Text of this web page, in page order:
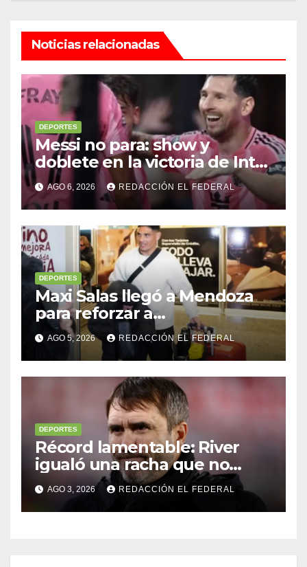
Noticias relacionadas
DEPORTES
Messi no para: show y
doblete en la victoria de Inter
Miami
AGO 6, 2026 REDACCIÓN EL FEDERAL
DEPORTES
Maxi Salas llegó a Mendoza
para reforzar a
Independiente Rivadavia
AGO 5, 2026 REDACCIÓN EL FEDERAL
DEPORTES
Récord lamentable: River
igualó una racha que no
sufría desde 1911: ¿Coudet
debe irse?
AGO 3, 2026 REDACCIÓN EL FEDERAL